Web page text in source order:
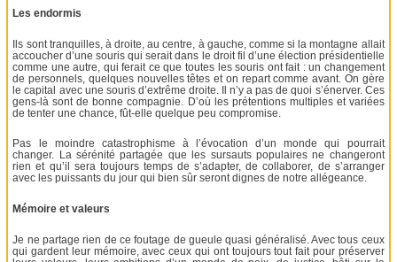
Les endormis
Ils sont tranquilles, à droite, au centre, à gauche, comme si la montagne allait
accoucher d’une souris qui serait dans le droit fil d’une élection présidentielle
comme une autre, qui ferait ce que toutes les souris ont fait : un changement
de personnels, quelques nouvelles têtes et on repart comme avant. On gère
le capital avec une souris d’extrême droite. Il n’y a pas de quoi s’énerver. Ces
gens-là sont de bonne compagnie. D’où les prétentions multiples et variées
de tenter une chance, fût-elle quelque peu compromise.
Pas le moindre catastrophisme à l’évocation d’un monde qui pourrait
changer. La sérénité partagée que les sursauts populaires ne changeront
rien et qu’il sera toujours temps de s’adapter, de collaborer, de s’arranger
avec les puissants du jour qui bien sûr seront dignes de notre allégeance.
Mémoire et valeurs
Je ne partage rien de ce foutage de gueule quasi généralisé. Avec tous ceux
qui gardent leur mémoire, avec ceux qui ont toujours tout fait pour préserver